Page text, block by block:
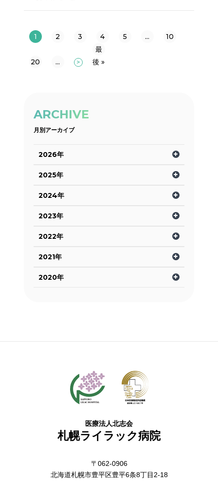
1 2 3 4 5 ... 10
20 ... >
最
後 »
ARCHIVE
月別アーカイブ
2026年
2025年
2024年
2023年
2022年
2021年
2020年
医療法人北志会
札幌ライラック病院
〒062-0906
北海道札幌市豊平区豊平6条8丁目2-18